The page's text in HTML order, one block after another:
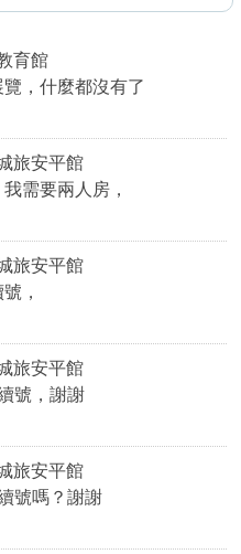
育館
，什麼都沒有了
旅安平館
需要兩人房，
旅安平館
，
旅安平館
號，謝謝
旅安平館
號嗎？謝謝